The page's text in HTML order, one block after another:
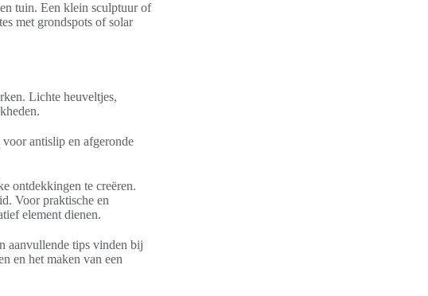
tuin. Een klein sculptuur of
met grondspots of solar
Lichte heuveltjes,
antislip en afgeronde
ontdekkingen te creëren.
Voor praktische en
element dienen.
aanvullende tips vinden bij
en het maken van een